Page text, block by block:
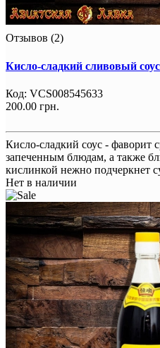
Отзывов (2)
Кисло-сладкий сливовый
Код: VCS008545633
200.00 грн.
Кисло-сладкий соус - фаворит
запеченным блюдам, а также
кислинкой нежно подчеркнет
Нет в наличии